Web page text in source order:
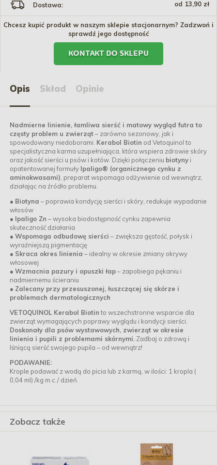
Dostawa: od 13,90 zł
Chcesz kupić produkt w naszym sklepie stacjonarnym? Zadzwoń i
sprawdź jego dostępność
KONTAKT DO SKLEPU
Opis Skład Opinie
Nadmierne linienie, łamliwa sierść i matowy wygląd futra to
częsty problem u zwierząt– zarówno sezonowy, jak i
spowodowany niedoborami. Kerabol Biotin od Vetoquinol to
specjalistyczna karma uzupełniająca, która wspiera zdrowie skóry
oraz jakość sierści u psów i kotów. Dzięki połączeniu biotyny i
opatentowanej formuły Ipaligo® (organicznego cynku z
aminokwasami) , preparat wspomaga odżywienie od wewnątrz,
działając na źródło problemu.
● Biotyna – poprawia kondycję sierści i skóry, redukuje wypadanie
włosów
● Ipaligo Zn – wysoka biodostępność cynku zapewnia
skuteczność działania
● Wspomaga odbudowę sierści – zwiększa gęstość, połysk i
wyraźniejszą pigmentację
● Skraca okres linienia – idealny w okresie zmiany okrywy
włosowej
● Wzmacnia pazury i opuszki łap– zapobiega pękaniu i
nadmiernemu ścieraniu
● Zalecany przy przesuszonej, łuszczącej się skórze i
problemach dermatologicznych
VETOQUINOL Kerabol Biotinto wszechstronne wsparcie dla
zwierząt wymagających poprawy wyglądu i kondycji sierści.
Doskonały dla psów wystawowych, zwierząt w okresie
linienia i pupili z problemami skórnymi. Zadbaj o zdrową i
lśniącą sierść swojego pupila – od wewnątrz!
PODAWANIE:
Krople podawać z wodą do picia lub z karmą, w ilości: 1 kropla (
0,04 ml) /kg m.c./ dzień.
Zobacz także